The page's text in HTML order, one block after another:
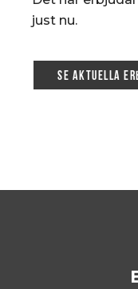
just nu.
Se aktuella